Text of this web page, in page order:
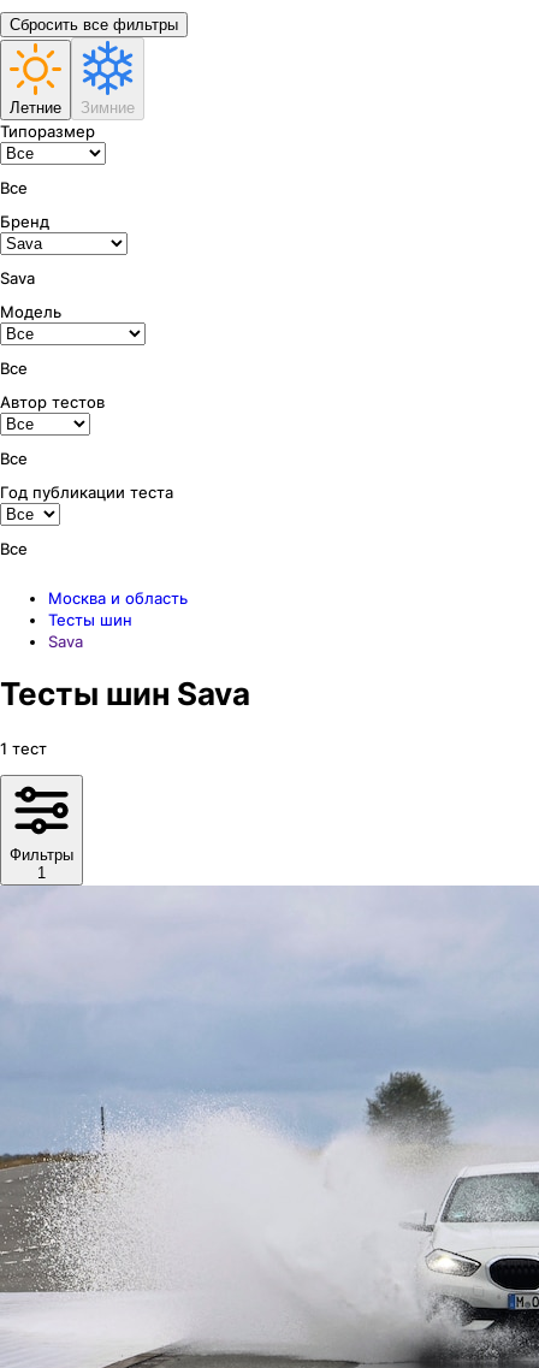
Сбросить все фильтры
Летние Зимние
Типоразмер
Все
Бренд
Sava
Модель
Все
Автор тестов
Все
Год публикации теста
Все
Москва и область
Тесты шин
Sava
Тесты шин Sava
1 тест
Фильтры
1